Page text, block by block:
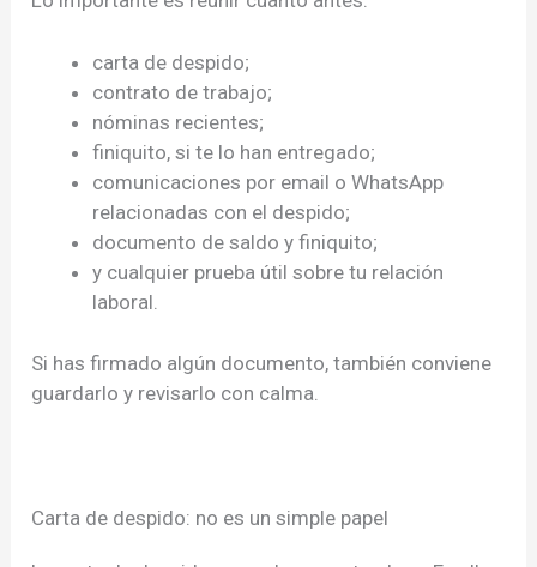
carta de despido;
contrato de trabajo;
nóminas recientes;
finiquito, si te lo han entregado;
comunicaciones por email o WhatsApp
relacionadas con el despido;
documento de saldo y finiquito;
y cualquier prueba útil sobre tu relación
laboral.
Si has firmado algún documento, también conviene
guardarlo y revisarlo con calma.
Carta de despido: no es un simple papel